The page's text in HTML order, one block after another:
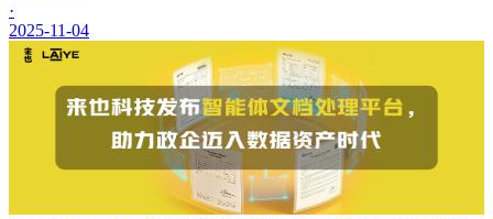
·
2025-11-04